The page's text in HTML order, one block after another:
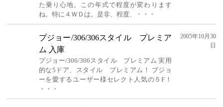
た乗り心地。この年式で程度が変わります
ね。特に４ＷＤは。是非、程度、・・・
プジョー/306/306スタイル プレミア
ム 入庫
プジョー/306/306スタイル プレミアム 実用
的な5ドア、スタイル プレミアム！ プジョ
ーを愛するユーザー様セレクト人気の５F！
・・・
2005年10月30
日